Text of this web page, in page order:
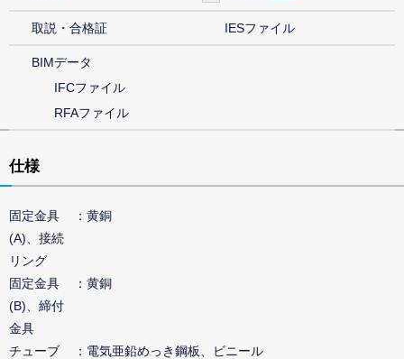
取説・合格証 IESファイル
BIMデータ
IFCファイル
RFAファイル
仕様
固定金具
(A)、接続
リング
黄銅
固定金具
(B)、締付
金具
黄銅
チューブ
電気亜鉛めっき鋼板、ビニール